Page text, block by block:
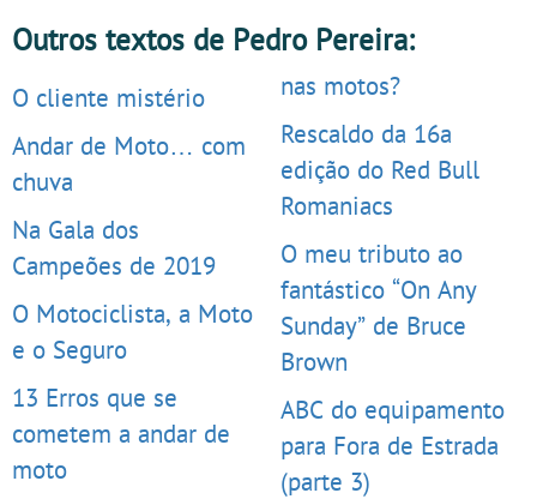
Outros textos de Pedro Pereira:
O cliente mistério
Andar de Moto… com
chuva
Na Gala dos
Campeões de 2019
O Motociclista, a Moto
e o Seguro
13 Erros que se
cometem a andar de
moto
nas motos?
Rescaldo da 16a
edição do Red Bull
Romaniacs
O meu tributo ao
fantástico “On Any
Sunday” de Bruce
Brown
ABC do equipamento
para Fora de Estrada
(parte 3)